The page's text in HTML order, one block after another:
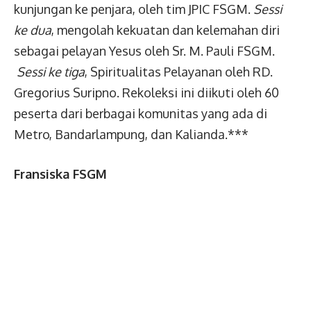
kunjungan ke penjara, oleh tim JPIC FSGM. Sessi
ke dua, mengolah kekuatan dan kelemahan diri
sebagai pelayan Yesus oleh Sr. M. Pauli FSGM.
Sessi ke tiga, Spiritualitas Pelayanan oleh RD.
Gregorius Suripno. Rekoleksi ini diikuti oleh 60
peserta dari berbagai komunitas yang ada di
Metro, Bandarlampung, dan Kalianda.***
Fransiska FSGM